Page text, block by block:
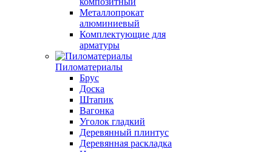
Металлопрокат
алюминиевый
Комплектующие для
арматуры
Пиломатериалы
Брус
Доска
Штапик
Вагонка
Уголок гладкий
Деревянный плинтус
Деревянная раскладка